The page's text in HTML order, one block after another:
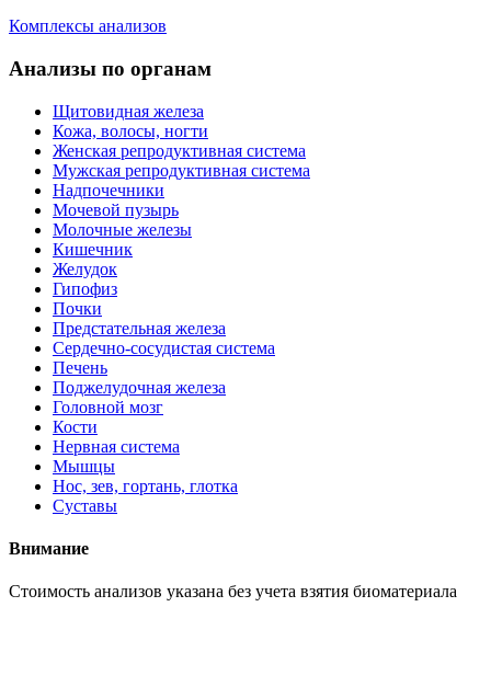
Комплексы анализов
Анализы по органам
Щитовидная железа
Кожа, волосы, ногти
Женская репродуктивная система
Мужская репродуктивная система
Надпочечники
Мочевой пузырь
Молочные железы
Кишечник
Желудок
Гипофиз
Почки
Предстательная железа
Сердечно-сосудистая система
Печень
Поджелудочная железа
Головной мозг
Кости
Нервная система
Мышцы
Нос, зев, гортань, глотка
Суставы
Внимание
Cтоимость анализов указана без учета взятия биоматериала